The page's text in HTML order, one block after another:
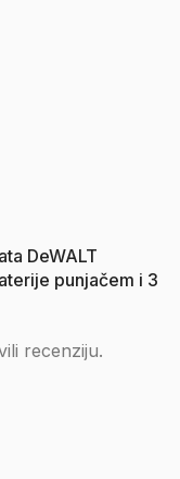
DeWALT
punjačem i 3
recenziju.